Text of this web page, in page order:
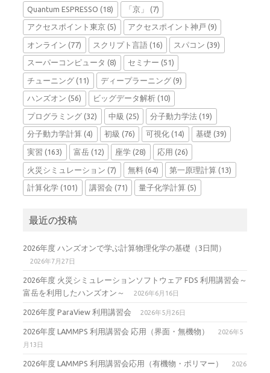
Quantum ESPRESSO (18) 「京」 (7)
アクセスポイント東京 (5) アクセスポイント神戸 (9)
オンライン (77) スクリプト言語(16) スパコン (39)
スーパーコンピュータ (8) セミナー (51)
チューニング (11) ディープラーニング(9)
ハンズオン (56) ビッグデータ解析(10)
プログラミング (32) 中級 (25) 分子動力学法 (19)
分子動力学計算 (4) 初級 (76) 可視化 (14) 基礎 (39)
実習 (163) 富岳(12) 座学 (28) 応用 (26)
火災シミュレーション (7) 無料(64) 第一原理計算 (13)
計算化学 (101) 講習会 (71) 量子化学計算 (5)
最近の投稿
2026年度 ハンズオンで学ぶ計算物理化学の基礎（3日間）
2026年7月27日
2026年度 火災シミュレーションソフトウェア FDS 利用講習会～
富岳を利用したハンズオン～
2026年6月16日
2026年度 ParaView 利用講習会 2026年5月26日
2026年度 LAMMPS 利用講習会 応用（界面・無機物）
2026年5
月13日
2026年度 LAMMPS 利用講習会応用（有機物・ポリマー）
2026